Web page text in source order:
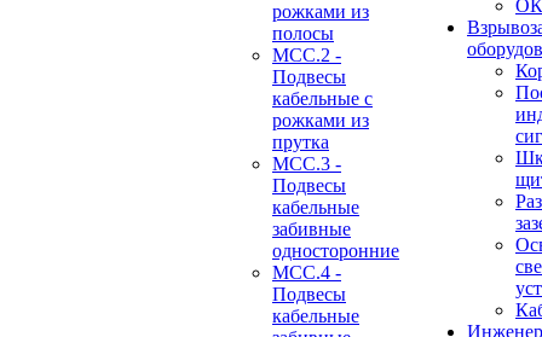
рожками из
полосы
МСС.2 -
Подвесы
кабельные с
рожками из
прутка
МСС.3 -
Подвесы
кабельные
забивные
односторонние
МСС.4 -
Подвесы
кабельные